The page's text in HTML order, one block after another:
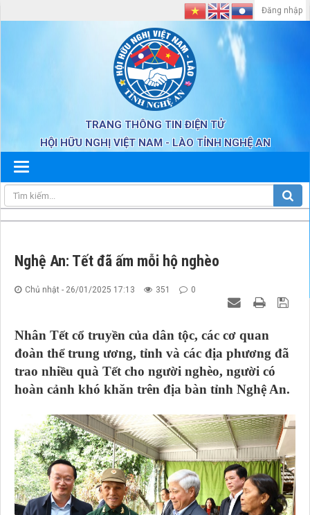
TRANG THÔNG TIN ĐIỆN TỬ
HỘI HỮU NGHỊ VIỆT NAM - LÀO TỈNH NGHỆ AN
Đăng nhập
Nghệ An: Tết đã ấm mỗi hộ nghèo
Chủ nhật - 26/01/2025 17:13 351 0
Nhân Tết cổ truyền của dân tộc, các cơ quan
đoàn thể trung ương, tỉnh và các địa phương đã
trao nhiều quà Tết cho người nghèo, người có
hoàn cảnh khó khăn trên địa bàn tỉnh Nghệ An.